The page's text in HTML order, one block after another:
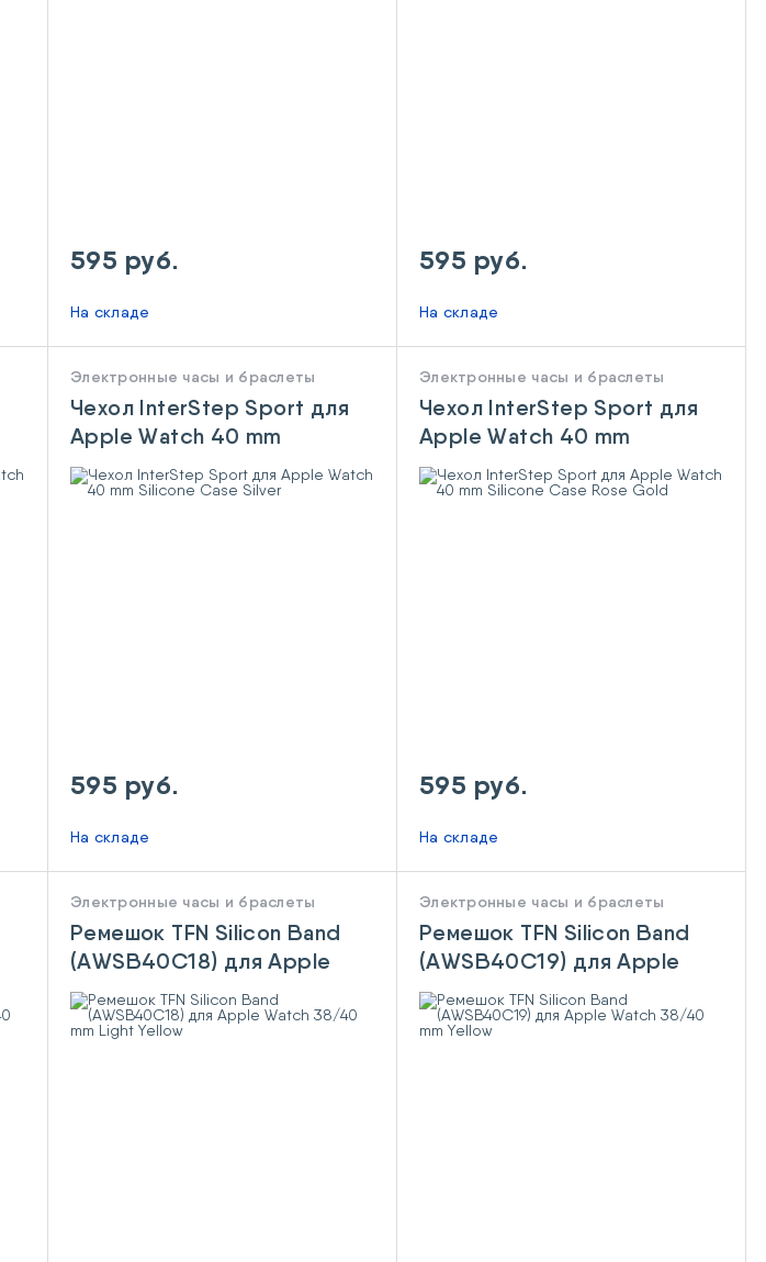
595 руб.
На складе
595 руб.
На складе
Электронные часы и браслеты
Чехол InterStep Sport для
Apple Watch 40 mm
Silicone Case Silver
595 руб.
На складе
Электронные часы и браслеты
Чехол InterStep Sport для
Apple Watch 40 mm
Silicone Case Rose Gold
595 руб.
На складе
Электронные часы и браслеты
Ремешок TFN Silicon Band
(AWSB40C18) для Apple
Watch 38/40 mm Light
Yellow
Электронные часы и браслеты
Ремешок TFN Silicon Band
(AWSB40C19) для Apple
Watch 38/40 mm Yellow